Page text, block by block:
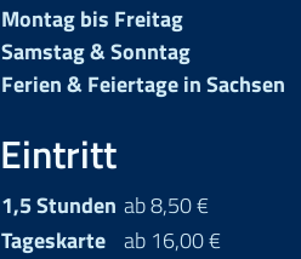
Montag bis Freitag
Samstag & Sonntag
Ferien & Feiertage in Sachsen
Eintritt
1,5 Stunden ab 8,50 €
Tageskarte ab 16,00 €